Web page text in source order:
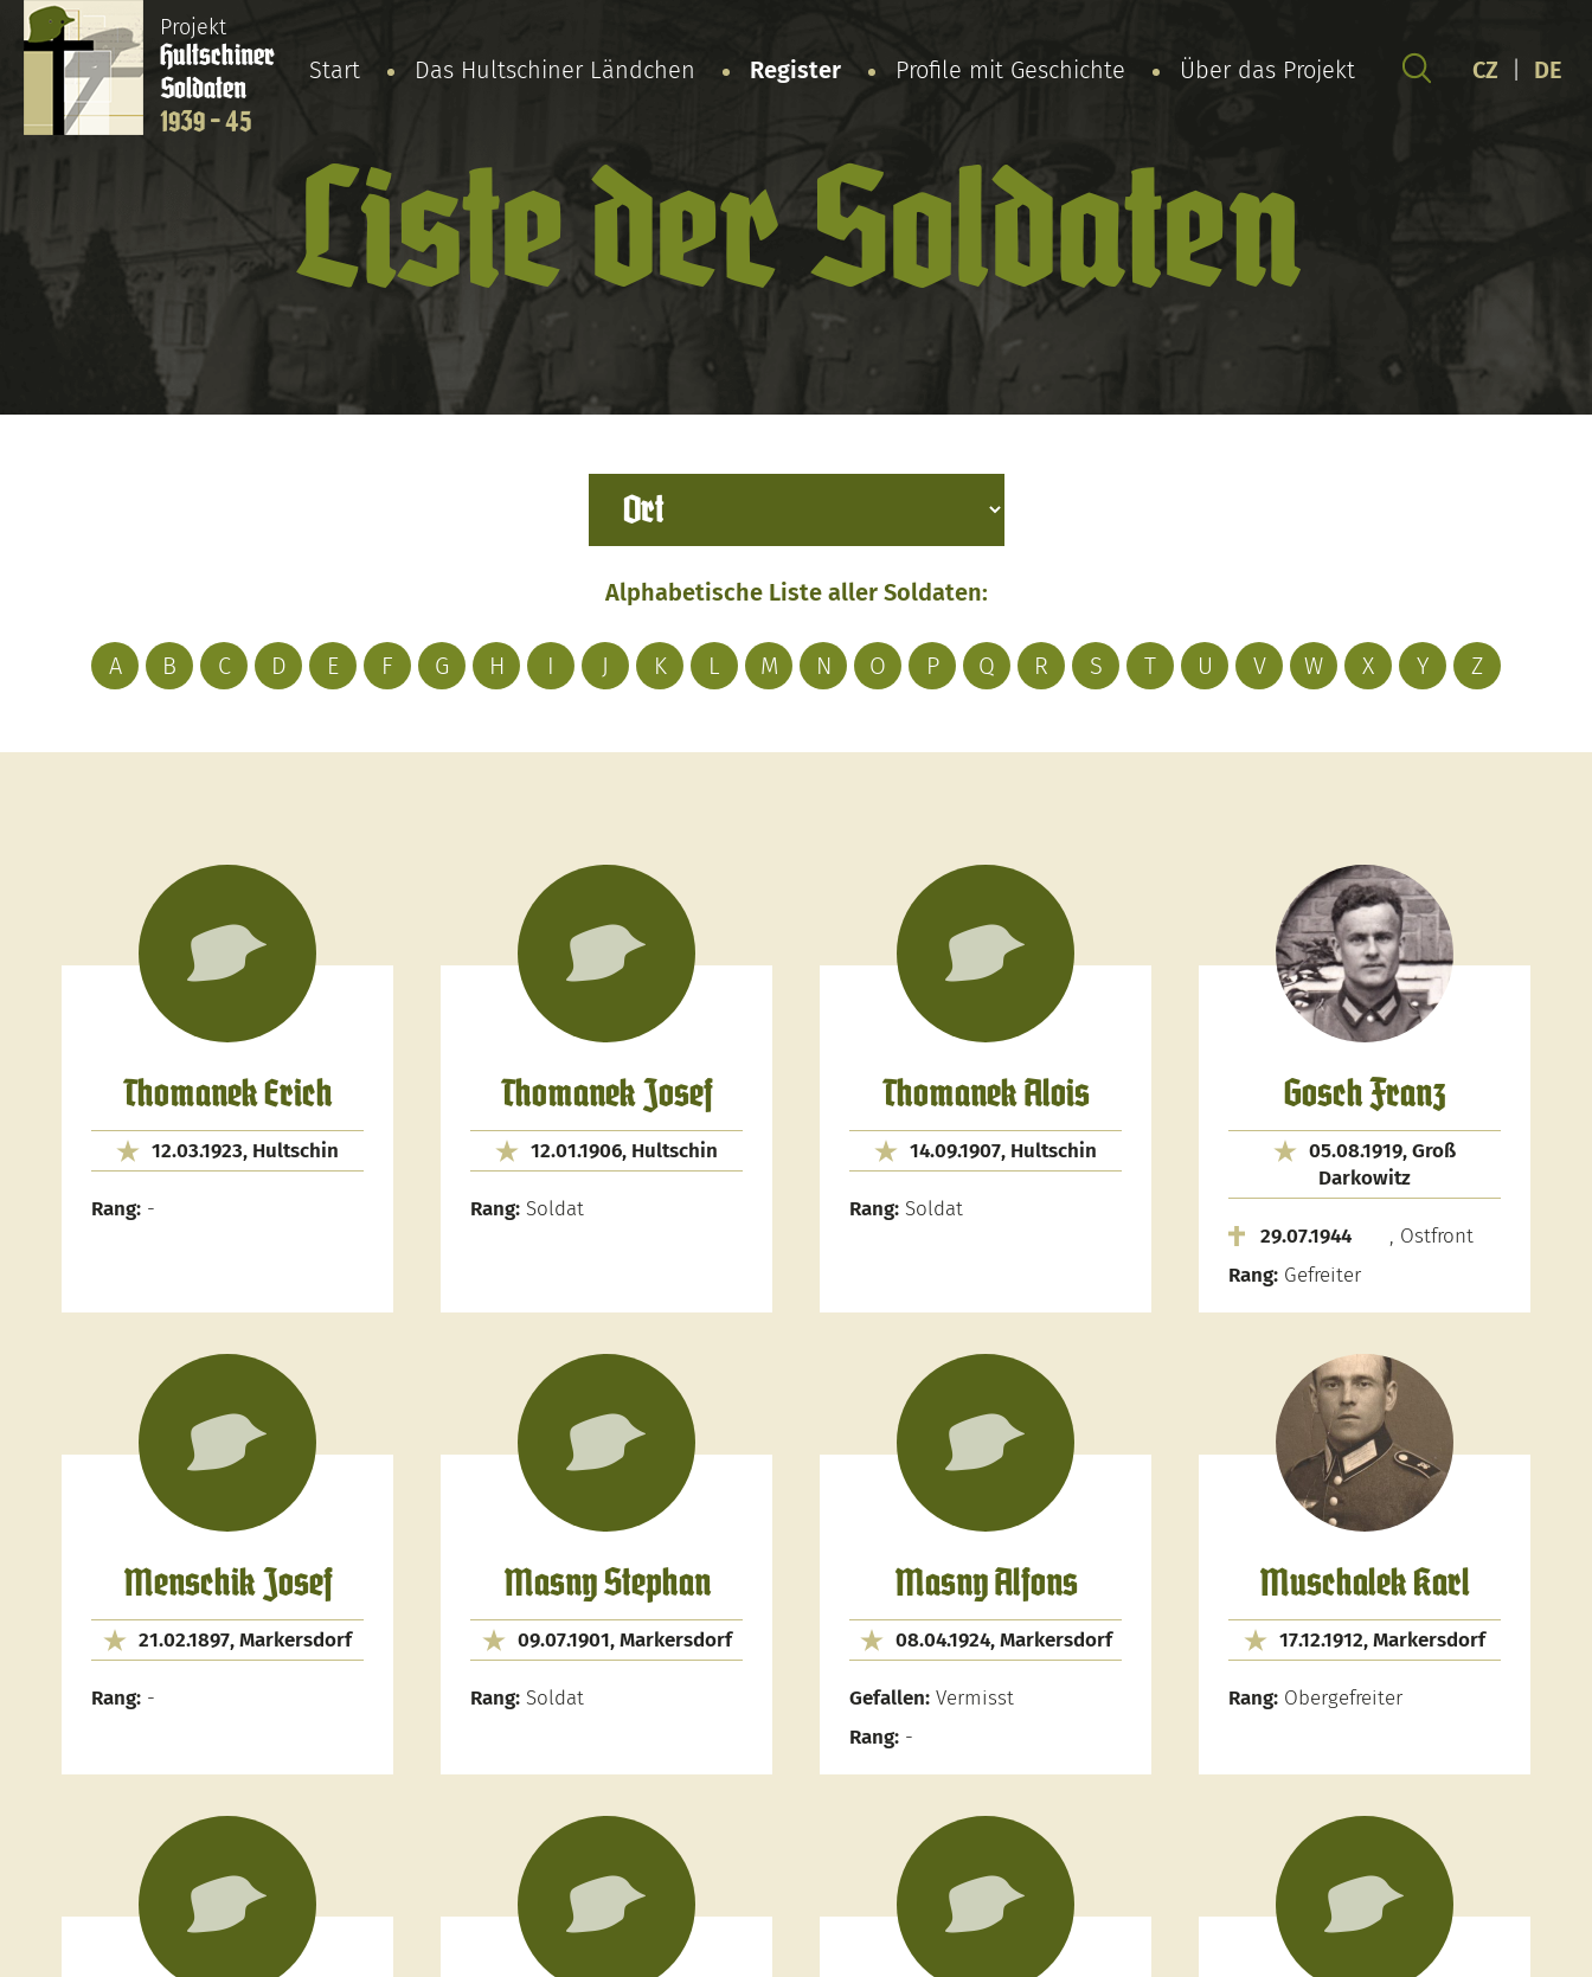
Projekt
Hultschiner
Soldaten
1939 - 45
Start Das Hultschiner Ländchen Register Profile mit Geschichte Über das Projekt CZ DE
Liste der Soldaten
Alphabetische Liste aller Soldaten:
A B C D E F G H I J K L M N O P Q R S T U V W X Y Z
Thomanek Erich
12.03.1923, Hultschin
Rang: -
Thomanek Josef
12.01.1906, Hultschin
Rang: Soldat
Thomanek Alois
14.09.1907, Hultschin
Rang: Soldat
Gosch Franz
05.08.1919, Groß
Darkowitz
29.07.1944
, Ostfront
Rang: Gefreiter
Menschik Josef
21.02.1897, Markersdorf
Rang: -
Masny Stephan
09.07.1901, Markersdorf
Rang: Soldat
Masny Alfons
08.04.1924, Markersdorf
Gefallen: Vermisst
Rang: -
Muschalek Karl
17.12.1912, Markersdorf
Rang: Obergefreiter